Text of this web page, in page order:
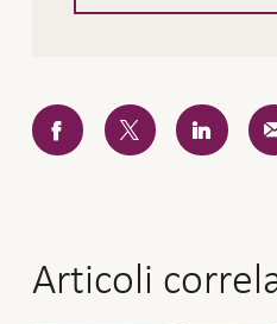
Articoli